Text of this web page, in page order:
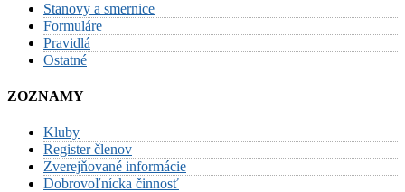
Stanovy a smernice
Formuláre
Pravidlá
Ostatné
ZOZNAMY
Kluby
Register členov
Zverejňované informácie
Dobrovoľnícka činnosť